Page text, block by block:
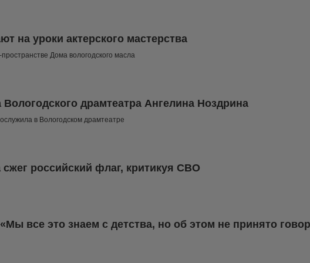
на уроки актерского мастерства
Дома вологодского масла
Вологодского драмтеатра Ангелина Ноздрина
в Вологодском драмтеатре
российский флаг, критикуя СВО
все это знаем с детства, но об этом не принято